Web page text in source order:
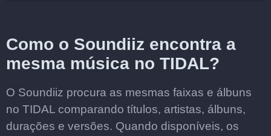
Como o Soundiiz encontra a
mesma música no TIDAL?
O Soundiiz procura as mesmas faixas e álbuns
no TIDAL comparando títulos, artistas, álbuns,
durações e versões. Quando disponíveis, os